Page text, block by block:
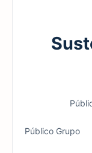
Público Grupo